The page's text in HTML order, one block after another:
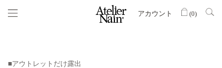
アカウント (0)
■アウトレットだけ露出